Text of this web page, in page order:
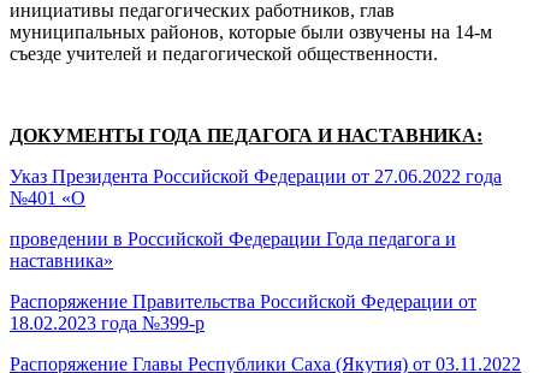
инициативы педагогических работников, глав
муниципальных районов, которые были озвучены на 14-м
съезде учителей и педагогической общественности.
ДОКУМЕНТЫ ГОДА ПЕДАГОГА И НАСТАВНИКА:
Указ Президента Российской Федерации от 27.06.2022 года
№401 «О
проведении в Российской Федерации Года педагога и
наставника»
Распоряжение Правительства Российской Федерации от
18.02.2023 года №399-р
Распоряжение Главы Республики Саха (Якутия) от 03.11.2022